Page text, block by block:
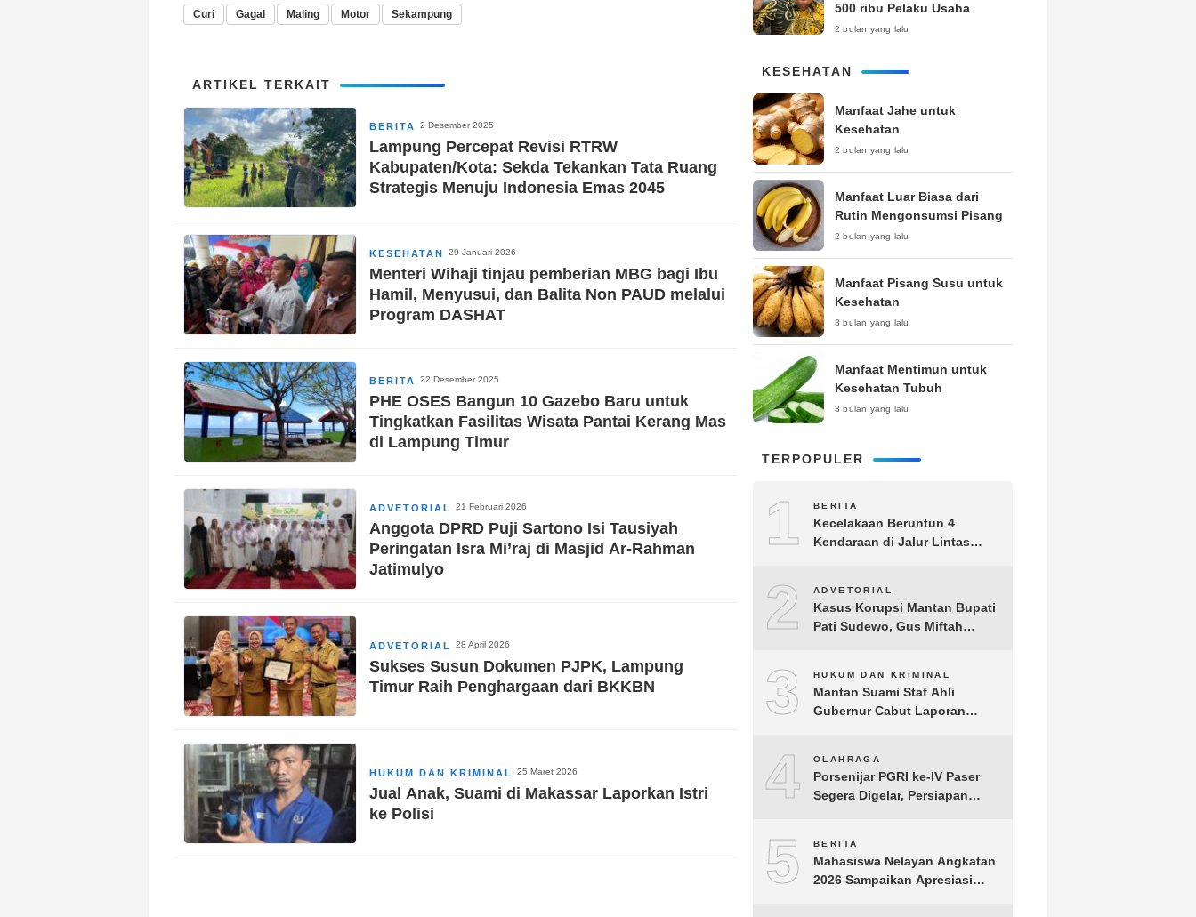
Curi Gagal Maling Motor Sekampung
ARTIKEL TERKAIT
BERITA 2 Desember 2025
Lampung Percepat Revisi RTRW
Kabupaten/Kota: Sekda Tekankan Tata Ruang
Strategis Menuju Indonesia Emas 2045
KESEHATAN 29 Januari 2026
Menteri Wihaji tinjau pemberian MBG bagi Ibu
Hamil, Menyusui, dan Balita Non PAUD melalui
Program DASHAT
BERITA 22 Desember 2025
PHE OSES Bangun 10 Gazebo Baru untuk
Tingkatkan Fasilitas Wisata Pantai Kerang Mas
di Lampung Timur
ADVETORIAL 21 Februari 2026
Anggota DPRD Puji Sartono Isi Tausiyah
Peringatan Isra Mi’raj di Masjid Ar-Rahman
Jatimulyo
ADVETORIAL 28 April 2026
Sukses Susun Dokumen PJPK, Lampung
Timur Raih Penghargaan dari BKKBN
HUKUM DAN KRIMINAL 25 Maret 2026
Jual Anak, Suami di Makassar Laporkan Istri
ke Polisi
500 ribu Pelaku Usaha
2 bulan yang lalu
KESEHATAN
Manfaat Jahe untuk
Kesehatan
2 bulan yang lalu
Manfaat Luar Biasa dari
Rutin Mengonsumsi Pisang
2 bulan yang lalu
Manfaat Pisang Susu untuk
Kesehatan
3 bulan yang lalu
Manfaat Mentimun untuk
Kesehatan Tubuh
3 bulan yang lalu
TERPOPULER
1 BERITA
Kecelakaan Beruntun 4
Kendaraan di Jalur Lintas
2 ADVETORIAL
Kasus Korupsi Mantan Bupati
Pati Sudewo, Gus Miftah
3 HUKUM DAN KRIMINAL
Mantan Suami Staf Ahli
Gubernur Cabut Laporan
4 OLAHRAGA
Porsenijar PGRI ke-IV Paser
Segera Digelar, Persiapan
5 BERITA
Mahasiswa Nelayan Angkatan
2026 Sampaikan Apresiasi